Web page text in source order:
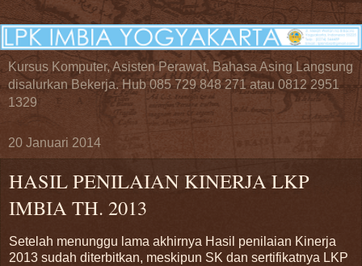
Kursus Komputer, Asisten Perawat, Bahasa Asing Langsung
disalurkan Bekerja. Hub 085 729 848 271 atau 0812 2951
1329
20 Januari 2014
HASIL PENILAIAN KINERJA LKP
IMBIA TH. 2013
Setelah menunggu lama akhirnya Hasil penilaian Kinerja
2013 sudah diterbitkan, meskipun SK dan sertifikatnya LKP